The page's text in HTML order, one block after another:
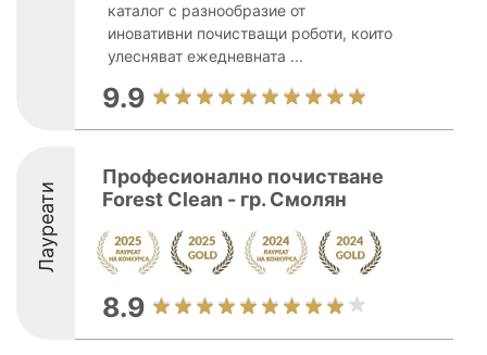
каталог с разнообразие от
иновативни почистващи роботи, които
улесняват ежедневната ...
9.9
Лауреати
Професионално почистване
Forest Clean - гр. Смолян
8.9